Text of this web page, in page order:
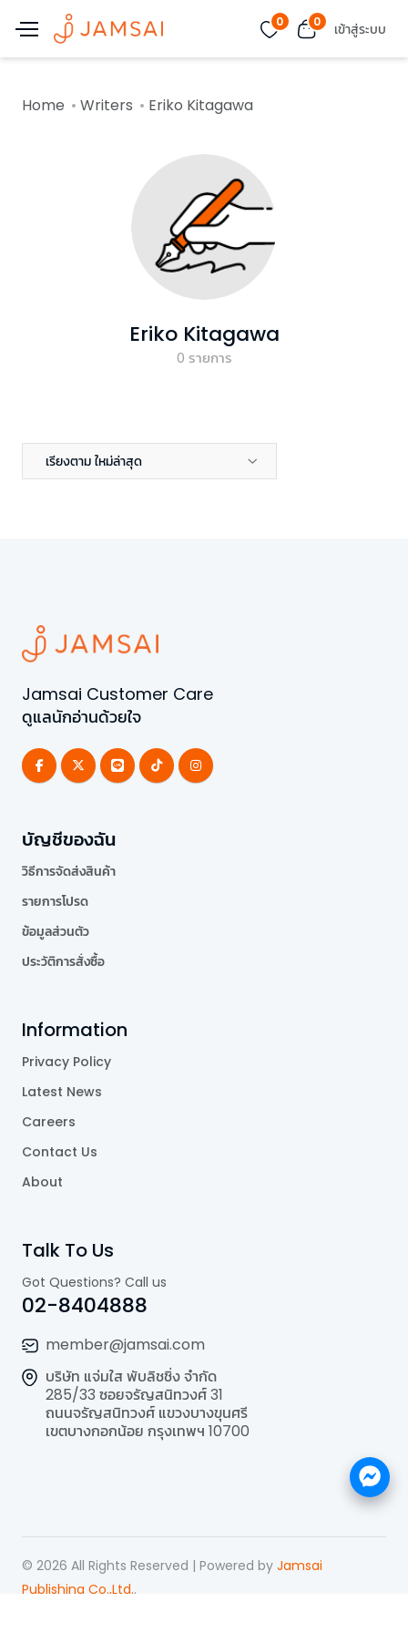
0 0 เข้าสู่ระบบ
Home Writers Eriko Kitagawa
Eriko Kitagawa
0 รายการ
เรียงตาม ใหม่ล่าสุด
Jamsai Customer Care
ดูแลนักอ่านด้วยใจ
บัญชีของฉัน
วิธีการจัดส่งสินค้า
รายการโปรด
ข้อมูลส่วนตัว
ประวัติการสั่งซื้อ
Information
Privacy Policy
Latest News
Careers
Contact Us
About
Talk To Us
Got Questions? Call us
02-8404888
member@jamsai.com
บริษัท แจ่มใส พับลิชชิ่ง จำกัด
285/33 ซอยจรัญสนิทวงศ์ 31
ถนนจรัญสนิทวงศ์ แขวงบางขุนศรี
เขตบางกอกน้อย กรุงเทพฯ 10700
© 2026 All Rights Reserved | Powered by Jamsai
Publishing Co.,Ltd..